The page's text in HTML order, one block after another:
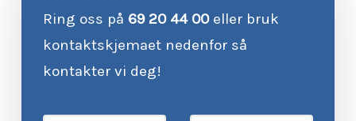
Ring oss på 69 20 44 00eller bruk
kontaktskjemaet nedenfor så
kontakter vi deg!